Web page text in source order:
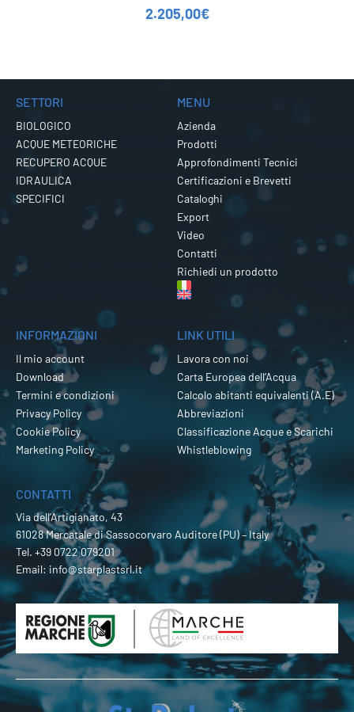
2.205,00€
SETTORI
BIOLOGICO
ACQUE METEORICHE
RECUPERO ACQUE
IDRAULICA
SPECIFICI
MENU
Azienda
Prodotti
Approfondimenti Tecnici
Certificazioni e Brevetti
Cataloghi
Export
Video
Contatti
Richiedi un prodotto
INFORMAZIONI
Il mio account
Download
Termini e condizioni
Privacy Policy
Cookie Policy
Marketing Policy
LINK UTILI
Lavora con noi
Carta Europea dell’Acqua
Calcolo abitanti equivalenti (A.E)
Abbreviazioni
Classificazione Acque e Scarichi
Whistleblowing
CONTATTI
Via dell’Artigianato, 43
61028 Mercatale di Sassocorvaro Auditore (PU) – Italy
Tel. +39 0722 079201
Email: info@starplastsrl.it